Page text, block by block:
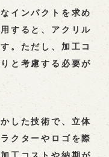
インパクトを求め
すると、アクリル
。ただし、加工コ
と考慮する必要が
した技術で、立体
クターやロゴを際